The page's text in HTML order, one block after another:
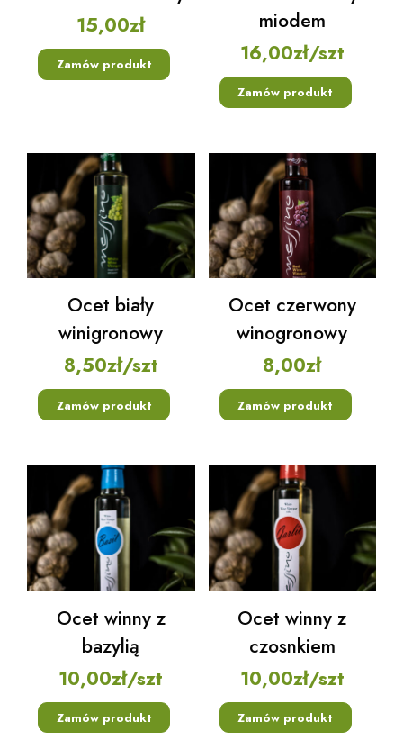
15,00zł
Zamów produkt
miodem
16,00zł/szt
Zamów produkt
Ocet biały
winigronowy
8,50zł/szt
Zamów produkt
Ocet czerwony
winogronowy
8,00zł
Zamów produkt
Ocet winny z
bazylią
10,00zł/szt
Zamów produkt
Ocet winny z
czosnkiem
10,00zł/szt
Zamów produkt